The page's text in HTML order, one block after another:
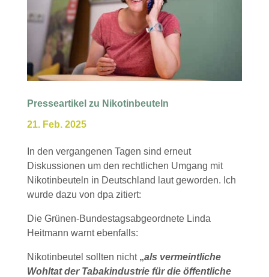
Presseartikel zu Nikotinbeuteln
21. Feb. 2025
In den vergangenen Tagen sind erneut
Diskussionen um den rechtlichen Umgang mit
Nikotinbeuteln in Deutschland laut geworden. Ich
wurde dazu von dpa zitiert:
Die Grünen-Bundestagsabgeordnete Linda
Heitmann warnt ebenfalls:
Nikotinbeutel sollten nicht „als vermeintliche
Wohltat der Tabakindustrie für die öffentliche